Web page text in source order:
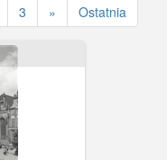
3 » Ostatnia